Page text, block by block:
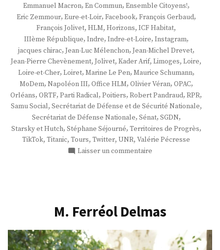
Emmanuel Macron, En Commun, Ensemble Citoyens!,
Eric Zemmour, Eure-et-Loir, Facebook, François Gerbaud,
François Jolivet, HLM, Horizons, ICF Habitat,
IIIème République, Indre, Indre-et-Loire, Instagram,
jacques chirac, Jean-Luc Mélenchon, Jean-Michel Drevet,
Jean-Pierre Chevènement, Jolivet, Kader Arif, Limoges, Loire,
Loire-et-Cher, Loiret, Marine Le Pen, Maurice Schumann,
MoDem, Napoléon III, Office HLM, Olivier Véran, OPAC,
Orléans, ORTF, Parti Radical, Poitiers, Robert Pandraud, RPR,
Samu Social, Secrétariat de Défense et de Sécurité Nationale,
Secrétariat de Défense Nationale, Sénat, SGDN,
Starsky et Hutch, Stéphane Séjourné, Territoires de Progrès,
TikTok, Titanic, Tours, Twitter, UNR, Valérie Pécresse
Laisser un commentaire
M. Ferréol Delmas